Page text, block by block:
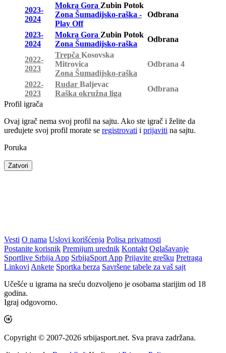
2023-
2024
Mokra Gora Zubin Potok
Zona Šumadijsko-raška -
Play Off
Odbrana
2023-
2024
Mokra Gora Zubin Potok
Zona Šumadijsko-raška
Odbrana
2022-
2023
Trepča Kosovska
Mitrovica
Zona Šumadijsko-raška
Odbrana 4
2022-
2023
Rudar Baljevac
Raška okružna liga
Odbrana
Profil igrača
Ovaj igrač nema svoj profil na sajtu. Ako ste igrač i želite da
uređujete svoj profil morate se registrovati i prijaviti na sajtu.
Poruka
Zatvori
Vesti O nama Uslovi korišćenja Polisa privatnosti
Postanite korisnik Premijum urednik Kontakt Oglašavanje
Sportlive Srbija App SrbijaSport App Prijavite grešku Pretraga
Linkovi Ankete Sportka berza Savršene tabele za vaš sajt
Učešće u igrama na sreću dozvoljeno je osobama starijim od 18
godina.
Igraj odgovorno.
Copyright © 2007-2026 srbijasport.net. Sva prava zadržana.